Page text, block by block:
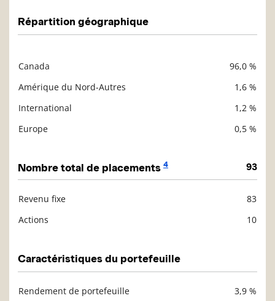
Répartition géographique
Canada
96,0 %
Amérique du Nord-Autres
1,6 %
International
1,2 %
Europe
0,5 %
Nombre total de placements 4 93
Revenu fixe
83
Actions
10
Caractéristiques du portefeuille
Rendement de portefeuille
3,9 %